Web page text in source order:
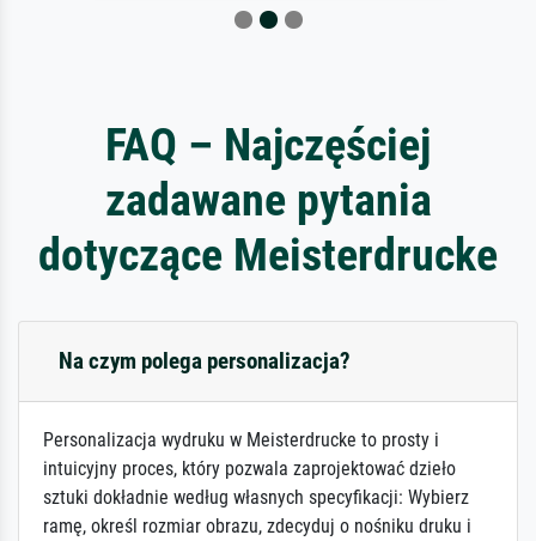
FAQ – Najczęściej
zadawane pytania
dotyczące Meisterdrucke
Na czym polega personalizacja?
Personalizacja wydruku w Meisterdrucke to prosty i
intuicyjny proces, który pozwala zaprojektować dzieło
sztuki dokładnie według własnych specyfikacji: Wybierz
ramę, określ rozmiar obrazu, zdecyduj o nośniku druku i